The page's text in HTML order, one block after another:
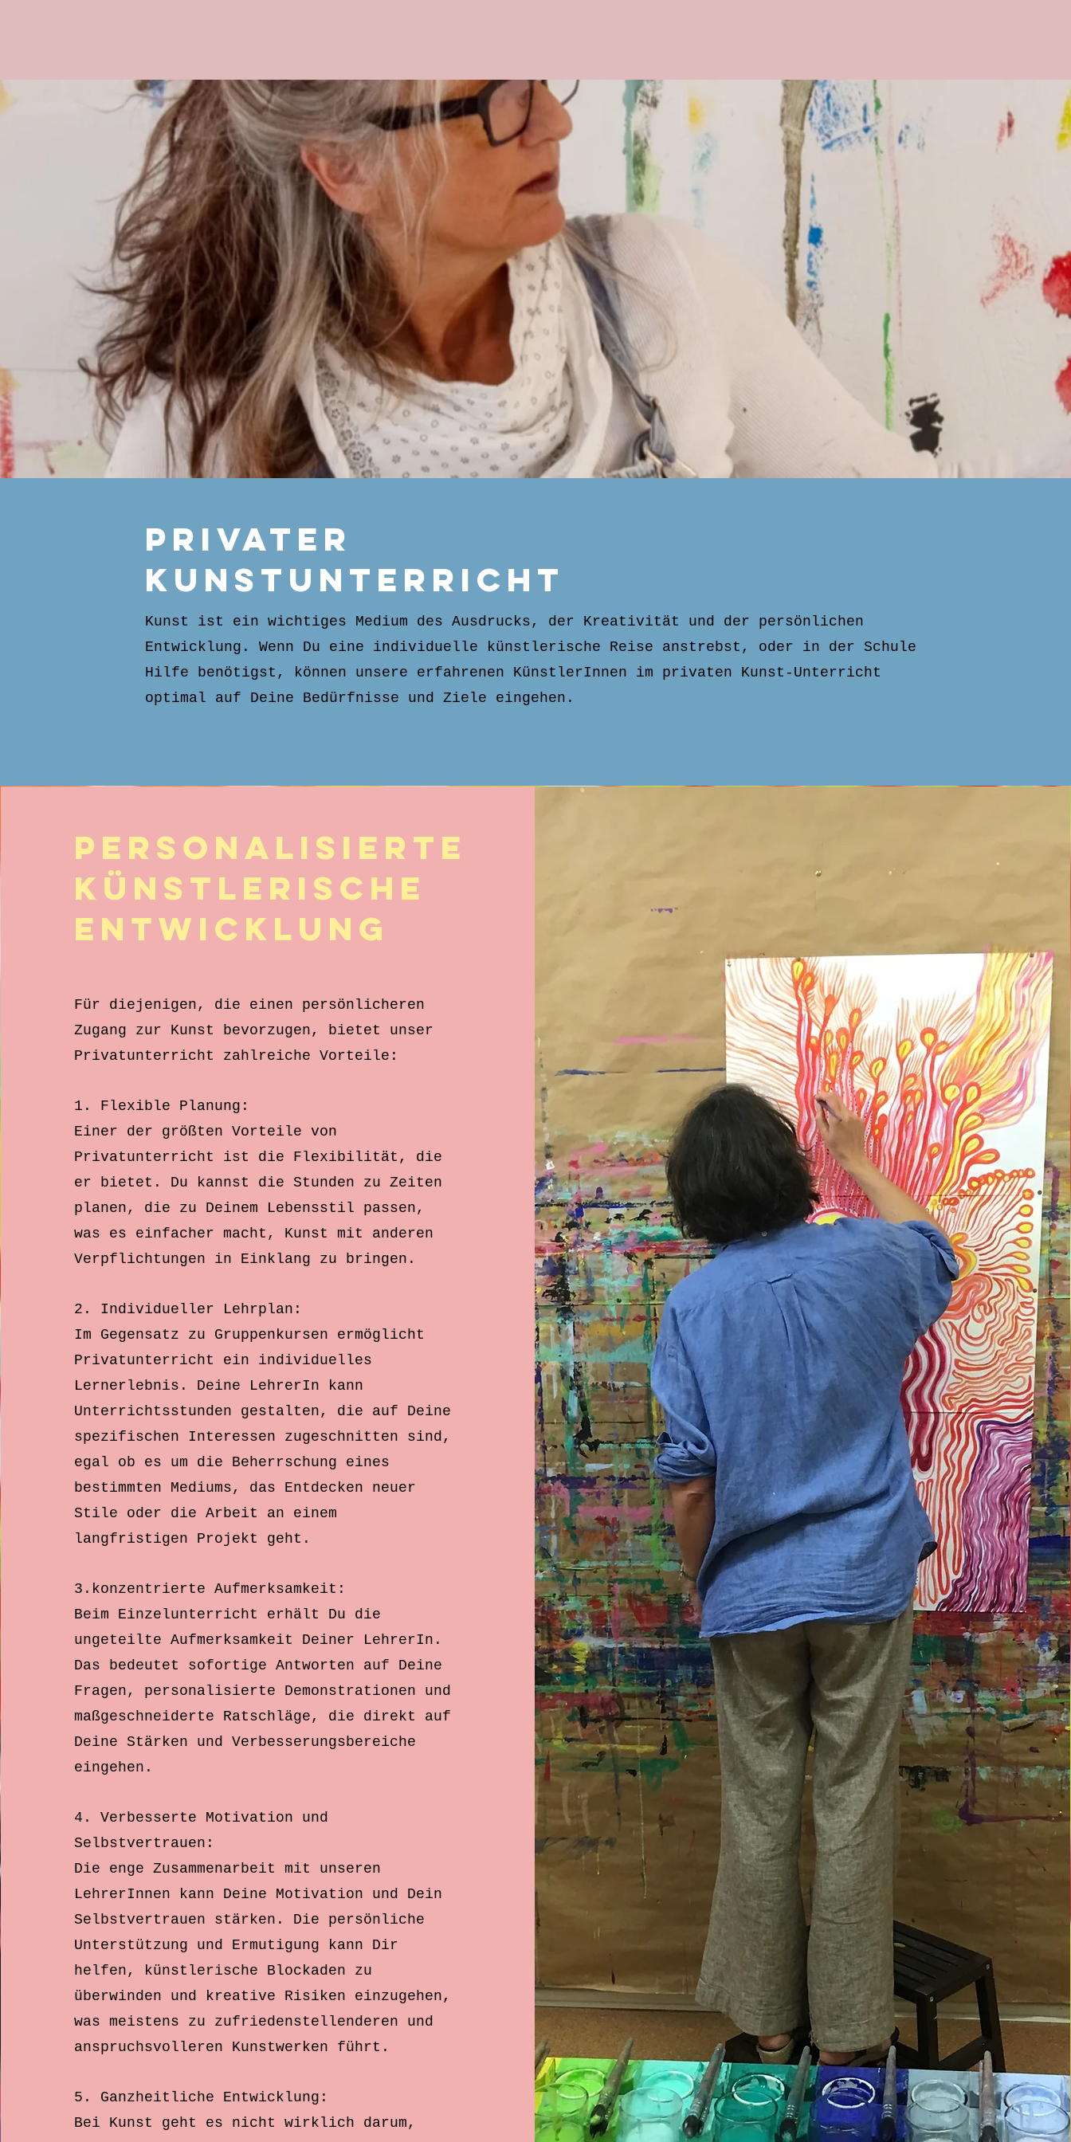
Privater
Kunstunterricht
Kunst ist ein wichtiges Medium des Ausdrucks, der Kreativität und der persönlichen
Entwicklung. Wenn Du eine individuelle künstlerische Reise anstrebst, oder in der Schule
Hilfe benötigst, können unsere erfahrenen KünstlerInnen im privaten Kunst-Unterricht
optimal auf Deine Bedürfnisse und Ziele eingehen.
Personalisierte
künstlerische
Entwicklung
Für diejenigen, die einen persönlicheren
Zugang zur Kunst bevorzugen, bietet unser
Privatunterricht zahlreiche Vorteile:
1. Flexible Planung:
Einer der größten Vorteile von
Privatunterricht ist die Flexibilität, die
er bietet. Du kannst die Stunden zu Zeiten
planen, die zu Deinem Lebensstil passen,
was es einfacher macht, Kunst mit anderen
Verpflichtungen in Einklang zu bringen.
2. Individueller Lehrplan:
Im Gegensatz zu Gruppenkursen ermöglicht
Privatunterricht ein individuelles
Lernerlebnis. Deine LehrerIn kann
Unterrichtsstunden gestalten, die auf Deine
spezifischen Interessen zugeschnitten sind,
egal ob es um die Beherrschung eines
bestimmten Mediums, das Entdecken neuer
Stile oder die Arbeit an einem
langfristigen Projekt geht.
3.konzentrierte Aufmerksamkeit:
Beim Einzelunterricht erhält
Du die
ungeteilte Aufmerksamkeit Deiner LehrerIn.
Das bedeutet sofortige Antworten auf Deine
Fragen, personalisierte Demonstrationen und
maßgeschneiderte Ratschläge, die direkt auf
Deine Stärken und Verbesserungsbereiche
eingehen.
4. Verbesserte Motivation und
Selbstvertrauen:
Die enge Zusammenarbeit mit unseren
LehrerInnen kann Deine Motivation und Dein
Selbstvertrauen stärken. Die persönliche
Unterstützung und Ermutigung kann Dir
helfen, künstlerische Blockaden zu
überwinden und kreative Risiken einzugehen,
was meistens zu zufriedenstellenderen und
anspruchsvolleren Kunstwerken führt.
5. Ganzheitliche Entwicklung:
Bei Kunst geht es nicht wirklich darum,